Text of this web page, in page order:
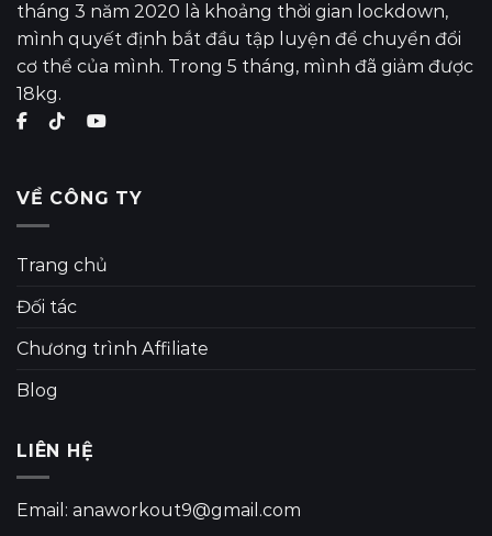
tháng 3 năm 2020 là khoảng thời gian lockdown,
mình quyết định bắt đầu tập luyện để chuyển đổi
cơ thể của mình. Trong 5 tháng, mình đã giảm được
18kg.
VỀ CÔNG TY
Trang chủ
Đối tác
Chương trình Affiliate
Blog
LIÊN HỆ
Email: anaworkout9@gmail.com